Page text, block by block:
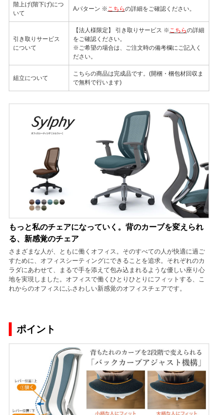
階上げ(階下げ)につ
いて
Aパターン ※こちらの詳細をご確認ください。
引き取りサービス
について
【法人様限定】 引き取りサービス ※こちらの詳細
をご確認ください。
※ご希望の場合は、ご注文時の備考欄にご記入く
ださい。
組立について
こちらの商品は完成品です。(開梱・梱包材回収ま
で無料で行います)
もっと私のチェアになっていく。背のカーブを変えられ
る、新感覚のチェア
さまざまな人が、ともに働くオフィス。そのすべての人が快適に過ご
すために、オフィスシーティングにできることを追求。それぞれのカ
ラダにあわせて、まるで手を添えて包み込まれるような優しい座り心
地を実現しました。オフィスで働くひとりひとりにフィットする、こ
れからのオフィスにふさわしい新感覚のオフィスチェアです。
ポイント